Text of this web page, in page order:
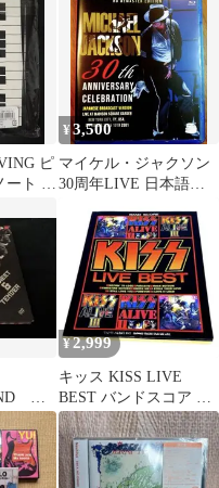
ピ
ト メ
¥3,500
マイケル・ジャクソン
30周年LIVE 日本語字
¥ 2,999
キッス KISS LIVE
BEST バンドスコア 楽
譜